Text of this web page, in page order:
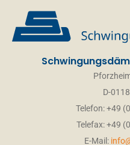
D-
Telefon: +49
Telefax: +49
E-Mail: